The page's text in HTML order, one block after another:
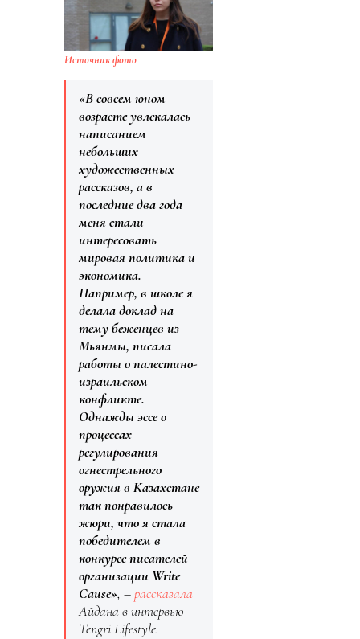
Источник фото
«В совсем юном
возрасте увлекалась
написанием
небольших
художественных
рассказов, а в
последние два года
меня стали
интересовать
мировая политика и
экономика.
Например, в школе я
делала доклад на
тему беженцев из
Мьянмы, писала
работы о палестино-
израильском
конфликте.
Однажды эссе о
процессах
регулирования
огнестрельного
оружия в Казахстане
так понравилось
жюри, что я стала
победителем в
конкурсе писателей
организации Write
Cause», –рассказала
Айдана в интервью
Tengri Lifestyle.